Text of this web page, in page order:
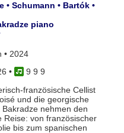
• Schumann • Bartók •
piano
• 2024
•
9 9 9
französische Cellist
und die georgische
Bakradze nehmen den
Reise: von französischer
bis zum spanischen